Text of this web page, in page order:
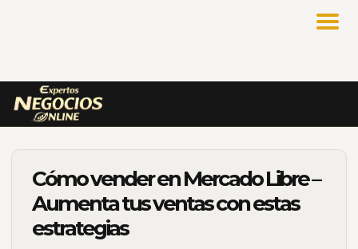
Cómo vender en Mercado Libre –
Aumenta tus ventas con estas
estrategias